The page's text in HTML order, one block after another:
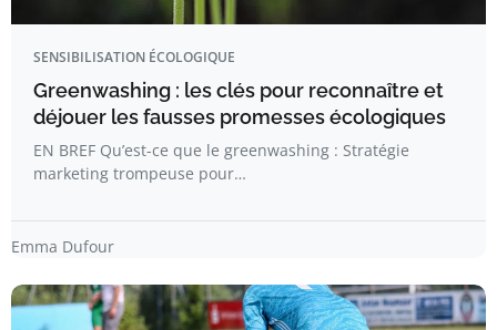
SENSIBILISATION ÉCOLOGIQUE
Greenwashing : les clés pour reconnaître et
déjouer les fausses promesses écologiques
EN BREF Qu’est-ce que le greenwashing : Stratégie
marketing trompeuse pour…
Emma Dufour